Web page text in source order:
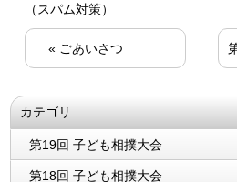
（スパム対策）
« ごあいさつ
カテゴリ
第19回 子ども相撲大会
第18回 子ども相撲大会